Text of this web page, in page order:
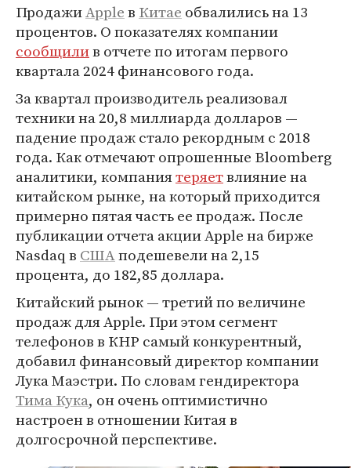
ПродажиAppleв Китае обвалились на 13
процентов. О показателях компании
сообщилив отчете по итогам первого
квартала 2024 финансового года.
За квартал производитель реализовал
техники на 20,8 миллиарда долларов —
падение продаж стало рекордным с 2018
года. Как отмечают опрошенные Bloomberg
аналитики, компаниятеряетвлияние на
китайском рынке, на который приходится
примерно пятая часть ее продаж. После
публикации отчета акции Apple на бирже
Nasdaq в СШАподешевели на 2,15
процента, до 182,85 доллара.
Китайский рынок — третий по величине
продаж для Apple. При этом сегмент
телефонов в КНР самый конкурентный,
добавил финансовый директор компании
Лука Маэстри. По словам гендиректора
Тима Кука, он очень оптимистично
настроен в отношении Китая в
долгосрочной перспективе.